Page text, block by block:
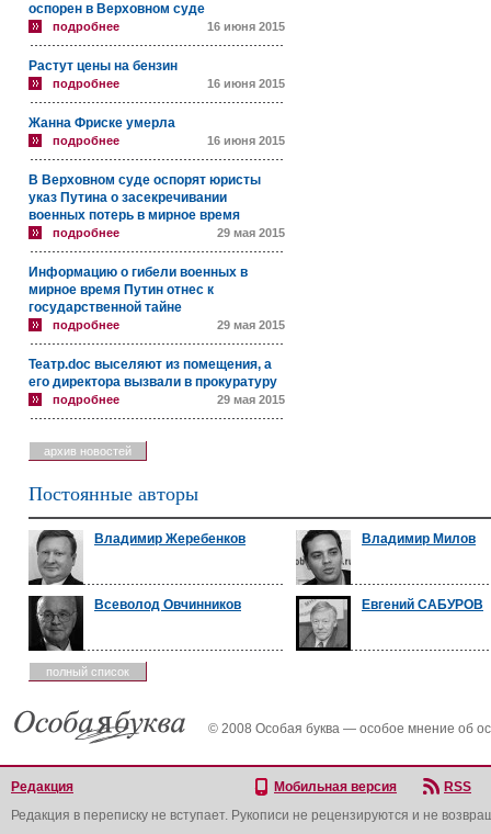
оспорен в Верховном суде
подробнее 16 июня 2015
Растут цены на бензин
подробнее 16 июня 2015
Жанна Фриске умерла
подробнее 16 июня 2015
В Верховном суде оспорят юристы
указ Путина о засекречивании
военных потерь в мирное время
подробнее 29 мая 2015
Информацию о гибели военных в
мирное время Путин отнес к
государственной тайне
подробнее 29 мая 2015
Театр.doc выселяют из помещения, а
его директора вызвали в прокуратуру
подробнее 29 мая 2015
архив новостей
Постоянные авторы
Владимир Жеребенков Владимир Милов
Всеволод Овчинников Евгений САБУРОВ
полный список
© 2008 Особая буква — особое мнение об
Редакция Мобильная версия
RSS
Редакция в переписку не вступает. Рукописи не рецензируются и не